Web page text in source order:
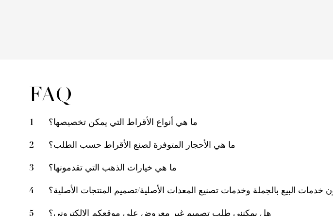
FAQ
1 ما هي أنواع الأقراط التي يمكن تخصيصها؟
2 ما هي الأحجار المتوفرة لصنع الأقراط حسب الطلب؟
3 ما هي خيارات الذهب التي تقدمونها؟
4 خدمات البيع بالجملة وخدمات تصنيع المعدات الأصلية/تصميم المنتجات الأصلية؟
5 هل يمكنني طلب تصميم غير معروض على موقعكم الإلكتروني؟